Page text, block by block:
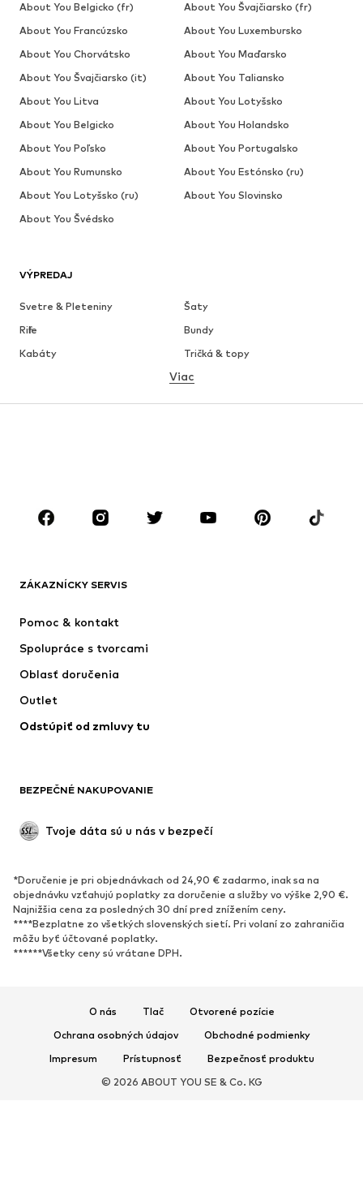
VÝPREDAJ
Svetre & Pleteniny
Šaty
Rifle
Bundy
Kabáty
Tričká & topy
Bielizeň
Sukne
Blúzky & tuniky
Doplnky
Premium
Nové
Bundy
Bielizeň
Kabáty
Plavky
Upcyklácia
Nové
Obľúbené
Tenisky
Členkové čižmy
Topánky na vysokom podpätku
Sandále
Papuče
Exkluzívne
Viac
ZÁKAZNÍCKY SERVIS
Pomoc & kontakt
Spolupráce s tvorcami
Oblasť doručenia
Outlet
Odstúpiť od zmluvy tu
BEZPEČNÉ NAKUPOVANIE
Tvoje dáta sú u nás v bezpečí
*Doručenie je pri objednávkach od 24,90 € zadarmo, inak sa na
objednávku vzťahujú poplatky za doručenie a služby vo výške 2,90 €.
Najnižšia cena za posledných 30 dní pred znížením ceny.
****Bezplatne zo všetkých slovenských sietí. Pri volaní zo zahraničia
môžu byť účtované poplatky.
******Všetky ceny sú vrátane DPH.
O nás Tlač
Otvorené pozície
Ochrana osobných údajov
Obchodné podmienky
Impresum
Prístupnosť
Bezpečnosť produktu
© 2026 ABOUT YOU SE & Co. KG
About You Belgicko (fr)
About You Švajčiarsko (fr)
About You Francúzsko
About You Luxembursko
About You Chorvátsko
About You Maďarsko
About You Švajčiarsko (it)
About You Taliansko
About You Litva
About You Lotyšsko
About You Belgicko
About You Holandsko
About You Poľsko
About You Portugalsko
About You Rumunsko
About You Estónsko (ru)
About You Lotyšsko (ru)
About You Slovinsko
About You Švédsko